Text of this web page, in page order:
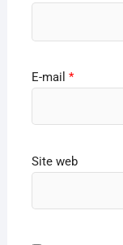
E-mail *
Site web